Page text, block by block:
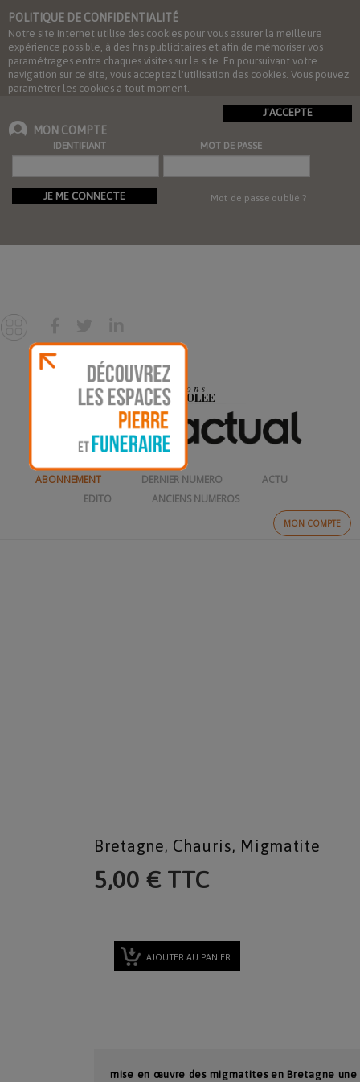
POLITIQUE DE CONFIDENTIALITÉ
Notre site internet utilise des cookies pour vous assurer la meilleure
expérience possible, à des fins publicitaires et afin de mémoriser vos
paramétrages entre chaques visites sur le site. En poursuivant votre
navigation sur ce site, vous acceptez l'utilisation des cookies. Vous pouvez
paramétrer les cookies à tout moment.
J'ACCEPTE
MON COMPTE
IDENTIFIANT MOT DE PASSE
JE ME CONNECTE Mot de passe oublié ?
MON COMPTE
ABONNEMENT DERNIER NUMERO
ACTU
EDITO
ANCIENS NUMEROS
Bretagne, Chauris, Migmatite
5,00 € TTC
AJOUTER AU PANIER
mise en œuvre des migmatites en Bretagne